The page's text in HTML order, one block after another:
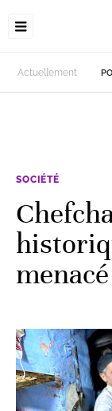
Actuellement
SOCIÉTÉ